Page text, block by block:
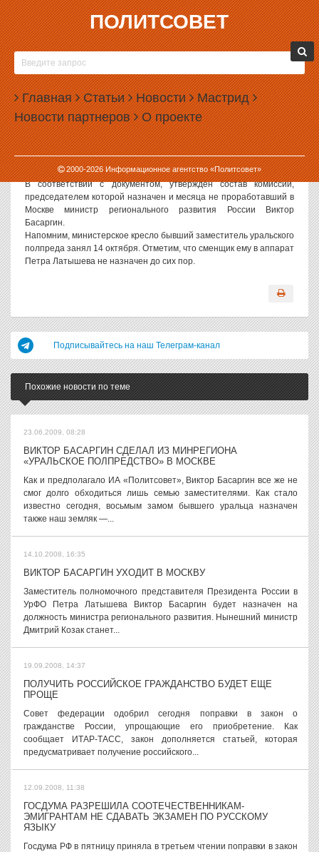
ПОЛИТСОВЕТ
Главная Статьи Новости Мастрид
Новости партнеров О проекте
2000-2026Информационное агентство «Политсовет»
06.11.2008, 13:01
ВИКТОРА БАСАРГИНА НАЗНАЧИЛИ ГЛАВНЫМ
ПО ПЕРЕСЕЛЕНИЮ СООТЕЧЕСТВЕННИКОВ
Президент России Дмитрий Медведев подписал указ «О
некоторых вопросах Межведомственной комиссии по реализации
Государственной программы по оказанию содействия
добровольному переселению в Российскую Федерацию
соотечественников, проживающих за рубежом», сообщила
сегодня пресс-служба Кремля.
В соответствии с документом, утвержден состав комиссии,
председателем которой назначен и месяца не проработавший в
Москве министр регионального развития России Виктор
Басаргин.
Напомним, министерское кресло бывший заместитель уральского
полпреда занял 14 октября. Отметим, что сменщик ему в аппарат
Петра Латышева не назначен до сих пор.
Подписывайтесь на наш Телеграм-канал
Похожие новости по теме
23.06.2009, 08:28
ВИКТОР БАСАРГИН СДЕЛАЛ ИЗ МИНРЕГИОНА
«УРАЛЬСКОЕ ПОЛПРЕДСТВО» В МОСКВЕ
Как и предполагало ИА «Политсовет», Виктор Басаргин все же не
смог долго обходиться лишь семью заместителями. Как стало
известно сегодня, восьмым замом бывшего уральца назначен
также наш земляк —...
14.10.2008, 16:35
ВИКТОР БАСАРГИН УХОДИТ В МОСКВУ
Заместитель полномочного представителя Президента России в
УрФО Петра Латышева Виктор Басаргин будет назначен на
должность министра регионального развития. Нынешний министр
Дмитрий Козак станет...
19.09.2008, 14:37
ПОЛУЧИТЬ РОССИЙСКОЕ ГРАЖДАНСТВО БУДЕТ ЕЩЕ
ПРОЩЕ
Совет федерации одобрил сегодня поправки в закон о
гражданстве России, упрощающие его приобретение. Как
сообщает ИТАР-ТАСС, закон дополняется статьей, которая
предусматривает получение российского...
12.09.2008, 11:38
ГОСДУМА РАЗРЕШИЛА СООТЕЧЕСТВЕННИКАМ-
ЭМИГРАНТАМ НЕ СДАВАТЬ ЭКЗАМЕН ПО РУССКОМУ
ЯЗЫКУ
Госдума РФ в пятницу приняла в третьем чтении поправки в закон